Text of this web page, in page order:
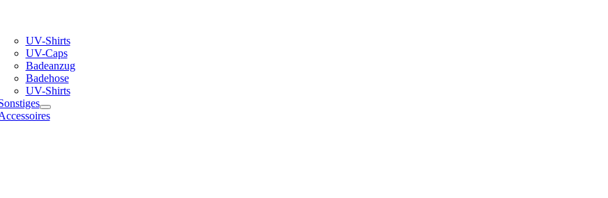
UV-Shirts
UV-Caps
Badeanzug
Badehose
UV-Shirts